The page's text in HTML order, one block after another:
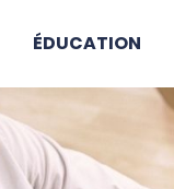
ÉDUCATION